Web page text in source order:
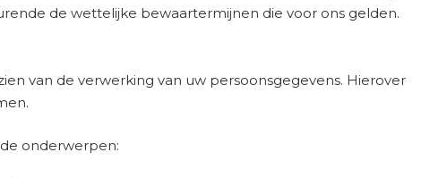
de wettelijke bewaartermijnen die voor ons gelden.
van de verwerking van uw persoonsgegevens. Hierover
onderwerpen: